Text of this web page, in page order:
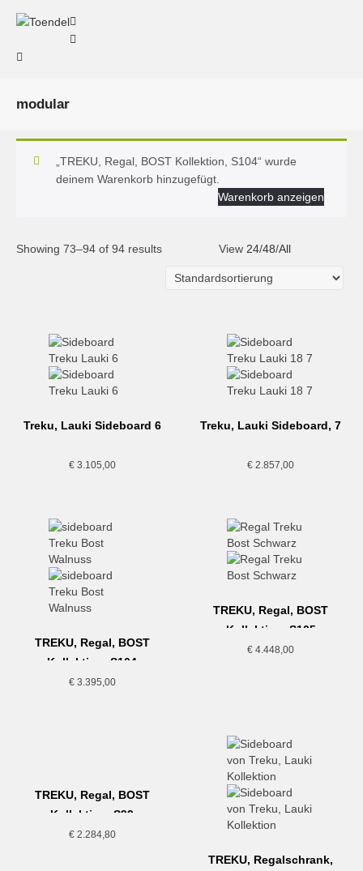
modular
„TREKU, Regal, BOST Kollektion, S104“ wurde
deinem Warenkorb hinzugefügt.
Warenkorb anzeigen
Showing 73–94 of 94 results View 24/48/All
Treku, Lauki Sideboard 6
€3.105,00
Treku, Lauki Sideboard, 7
€ 2.857,00
TREKU, Regal, BOST
Kollektion, S104
€3.395,00
TREKU, Regal, BOST
Kollektion, S105
€ 4.448,00
TREKU, Regal, BOST
Kollektion, S99
€2.284,80
TREKU, Regalschrank,